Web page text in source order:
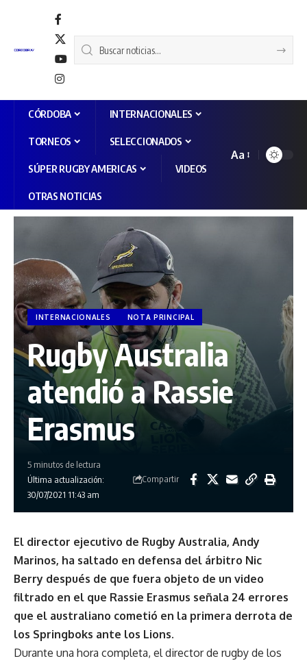
CÓRDOBA INTERNACIONALES
TORNEOS SELECCIONADOS
SÚPER RUGBY AMERICAS VIDEOS
OTRAS NOTICIAS
Aa
INTERNACIONALES NOTA PRINCIPAL
Rugby Australia
atendió a Rassie
Erasmus
Última actualización:
30/07/2021 11:43 am
5 minutos de lectura
Compartir
El director ejecutivo de Rugby Australia, Andy
Marinos, ha saltado en defensa del árbitro Nic
Berry después de que fuera objeto de un video
filtrado en el que Rassie Erasmus señala 24 errores
que el australiano cometió en la primera derrota de
los Springboks ante los Lions.
Durante una hora completa, el director de rugby de los